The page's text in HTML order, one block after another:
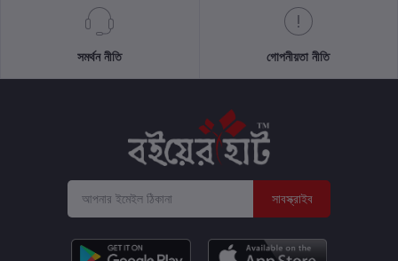
সমর্থন নীতি গোপনীয়তা নীতি
সাবস্ক্রাইব